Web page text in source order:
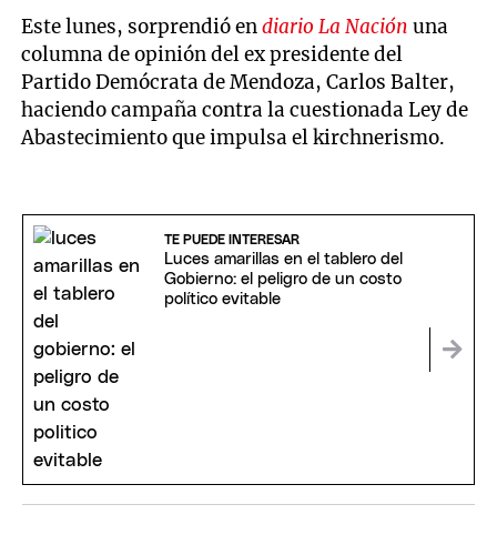
Este lunes, sorprendió endiario La Nación una
columna de opinión del ex presidente del
Partido Demócrata de Mendoza, Carlos Balter,
haciendo campaña contra la cuestionada Ley de
Abastecimiento que impulsa el kirchnerismo.
TE PUEDE INTERESAR
Luces amarillas en el tablero del
Gobierno: el peligro de un costo
político evitable